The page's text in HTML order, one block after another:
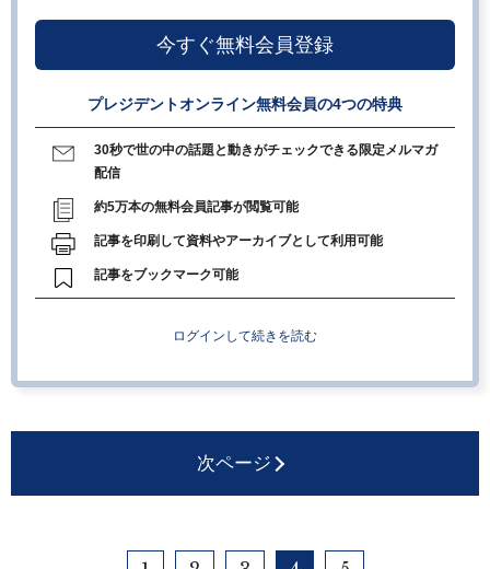
今すぐ無料会員登録
プレジデントオンライン無料会員の4つの特典
30秒で世の中の話題と動きがチェックできる限定メルマガ
配信
約5万本の無料会員記事が閲覧可能
記事を印刷して資料やアーカイブとして利用可能
記事をブックマーク可能
ログインして続きを読む
次ページ